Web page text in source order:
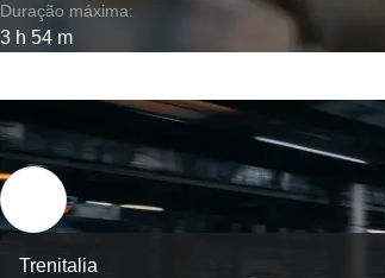
Duração máxima:
3 h 54 m
Trenitalia